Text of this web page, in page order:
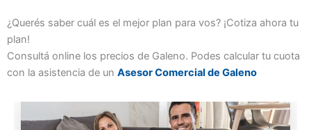
¿Querés saber cuál es el mejor plan para vos? ¡Cotiza ahora tu
plan!
Consultá online los precios de Galeno. Podes calcular tu cuota
con la asistencia de un Asesor Comercial de Galeno